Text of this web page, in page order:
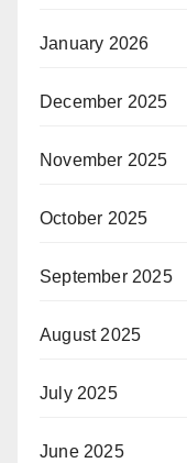
January 2026
December 2025
November 2025
October 2025
September 2025
August 2025
July 2025
June 2025